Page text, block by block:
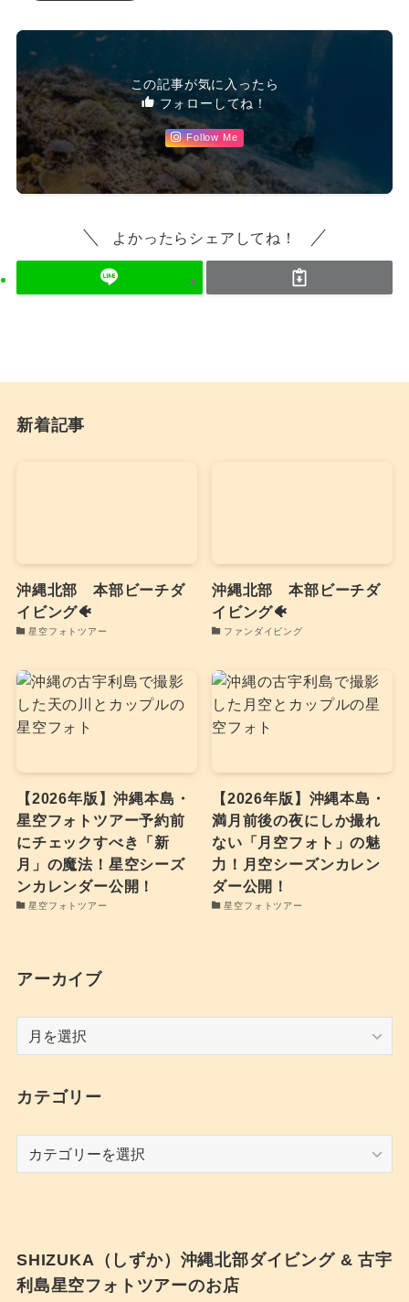
この記事が気に入ったら
フォローしてね！
Follow Me
よかったらシェアしてね！
新着記事
沖縄北部 本部ビーチダ
イビング🐠
星空フォトツアー
沖縄北部 本部ビーチダ
イビング🐠
ファンダイビング
【2026年版】沖縄本島・
星空フォトツアー予約前
にチェックすべき「新
月」の魔法！星空シーズ
ンカレンダー公開！
星空フォトツアー
【2026年版】沖縄本島・
満月前後の夜にしか撮れ
ない「月空フォト」の魅
力！月空シーズンカレン
ダー公開！
星空フォトツアー
アーカイブ
イ
カテゴリー
SHIZUKA（しずか）沖縄北部ダイビング & 古宇
利島星空フォトツアーのお店